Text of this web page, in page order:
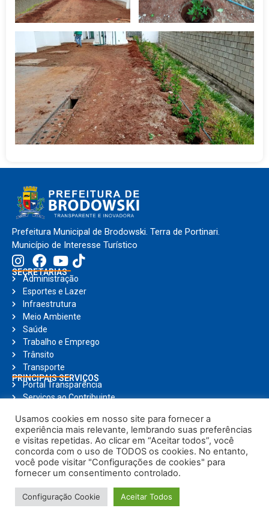
Prefeitura Municipal de Brodowski. Terra de Portinari.
Município de Interesse Turístico
SECRETARIAS
Administração
Esportes e Lazer
Infraestrutura
Meio Ambiente
Saúde
Trabalho e Emprego
Trânsito
Transporte
PRINCIPAIS SERVIÇOS
Portal Transparência
Serviços ao Contribuinte
Ouvidoria
Holerite Online
Compras Online
Notícias
© Copyright 2025, Todos os direitos reservados | Prefeitura Municipal de
Usamos cookies em nosso site para fornecer a
experiência mais relevante, lembrando suas preferências
e visitas repetidas. Ao clicar em “Aceitar todos”, você
concorda com o uso de TODOS os cookies. No entanto,
você pode visitar "Configurações de cookies" para
fornecer um consentimento controlado.
Configuração Cookie Aceitar Todos